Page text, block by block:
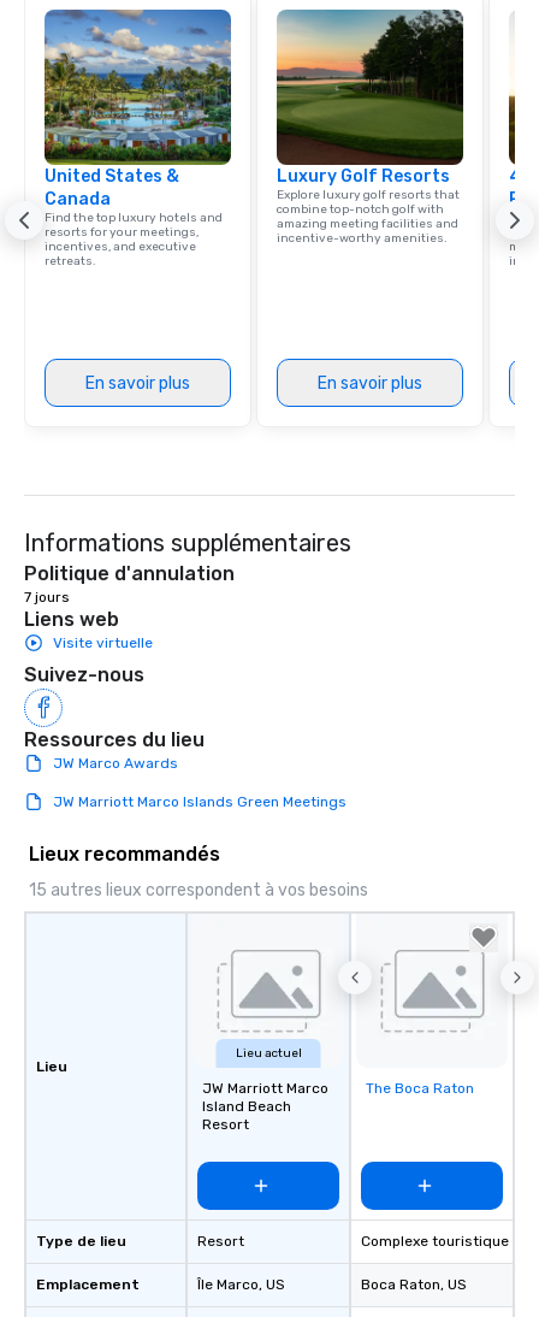
United States &
Canada
Find the top luxury hotels and
resorts for your meetings,
incentives, and executive
retreats.
En savoir plus
Luxury Golf Resorts
Explore luxury golf resorts that
combine top-notch golf with
amazing meeting facilities and
incentive-worthy amenities.
En savoir plus
4
Informations supplémentaires
Politique d'annulation
7 jours
Liens web
Visite virtuelle
Suivez-nous
Ressources du lieu
JW Marco Awards
JW Marriott Marco Islands Green Meetings
Lieux recommandés
15 autres lieux correspondent à vos besoins
Lieu
Type de lieu
Emplacement
Lieu actuel
JW Marriott Marco
Island Beach
Resort
Resort
Île Marco, US
Removed from
The Boca Raton
Complexe touristique
Boca Raton, US